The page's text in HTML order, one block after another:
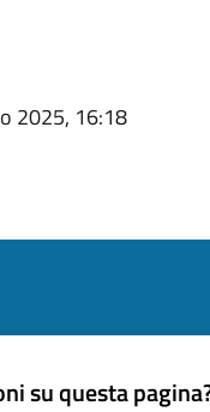
2025, 16:18
su questa